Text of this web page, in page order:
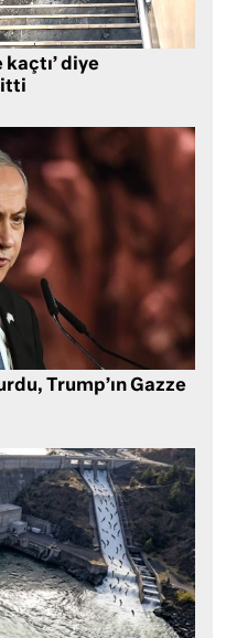
kaçtı’ diye
Trump’ın Gazze